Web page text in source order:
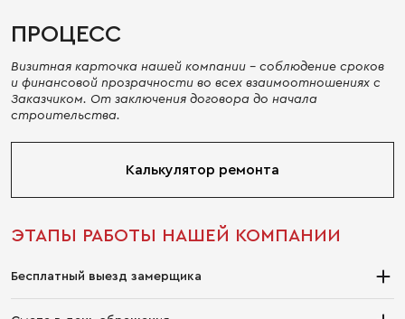
ПРОЦЕСС
Визитная карточка нашей компании - соблюдение сроков
и финансовой прозрачности во всех взаимоотношениях с
Заказчиком. От заключения договора до начала
строительства.
Калькулятор ремонта
ЭТАПЫ РАБОТЫ НАШЕЙ КОМПАНИИ
Бесплатный выезд замерщика